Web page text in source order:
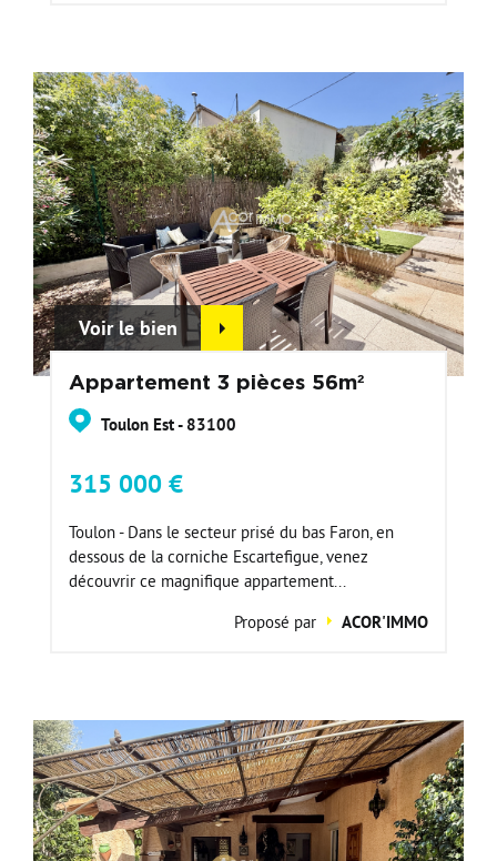
Voir le bien
Appartement 3 pièces 56m²
Toulon Est - 83100
315 000 €
Toulon - Dans le secteur prisé du bas Faron, en
dessous de la corniche Escartefigue, venez
découvrir ce magnifique appartement...
Proposé par
ACOR'IMMO